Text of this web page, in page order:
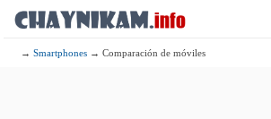
→Smartphones → Comparación de móviles